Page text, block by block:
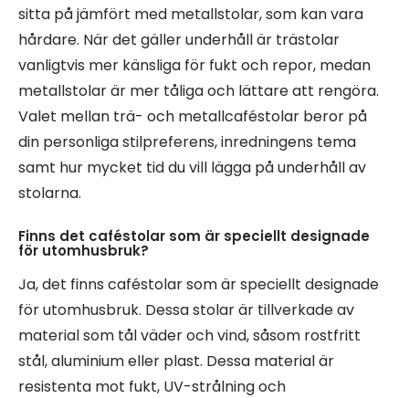
sitta på jämfört med metallstolar, som kan vara
hårdare. När det gäller underhåll är trästolar
vanligtvis mer känsliga för fukt och repor, medan
metallstolar är mer tåliga och lättare att rengöra.
Valet mellan trä- och metallcaféstolar beror på
din personliga stilpreferens, inredningens tema
samt hur mycket tid du vill lägga på underhåll av
stolarna.
Finns det caféstolar som är speciellt designade
för utomhusbruk?
Ja, det finns caféstolar som är speciellt designade
för utomhusbruk. Dessa stolar är tillverkade av
material som tål väder och vind, såsom rostfritt
stål, aluminium eller plast. Dessa material är
resistenta mot fukt, UV-strålning och